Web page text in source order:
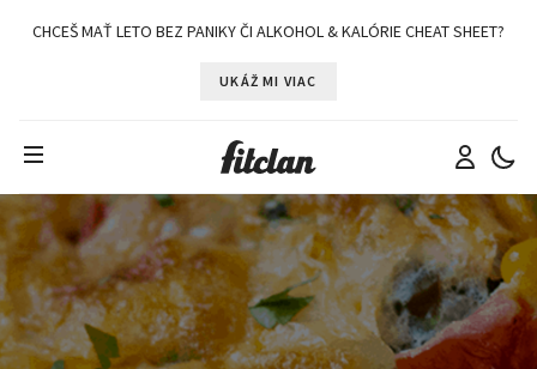
CHCEŠ MAŤ LETO BEZ PANIKY ČI ALKOHOL & KALÓRIE CHEAT SHEET?
UKÁŽ MI VIAC